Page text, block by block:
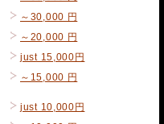
～30,000 円
～20,000 円
just 15,000円
～15,000 円
just 10,000円